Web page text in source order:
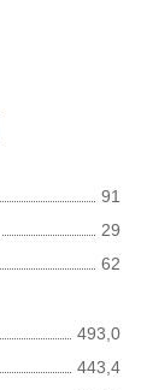
91
29
62
493,0
443,4